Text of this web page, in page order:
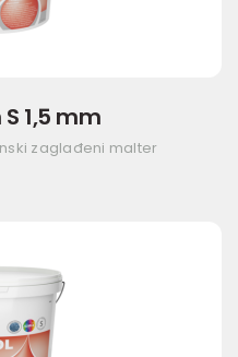
1,5 mm
zaglađeni malter